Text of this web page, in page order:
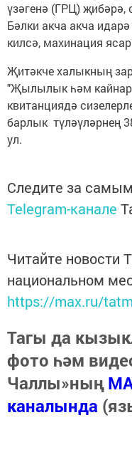
үзәгенә (ГРЦ) җибәрә,
Бәлки акча акча
килсә, махинация
Җитәкче халыкның
"Җылылык һәм кайнар
квитанциядә
барлык түләүләрнең
ул.
Следите за
Telegram-канале
Читайте новости
национальном
https://max.ru/
Тагы да
фото һәм
Чаллы»ның
каналында